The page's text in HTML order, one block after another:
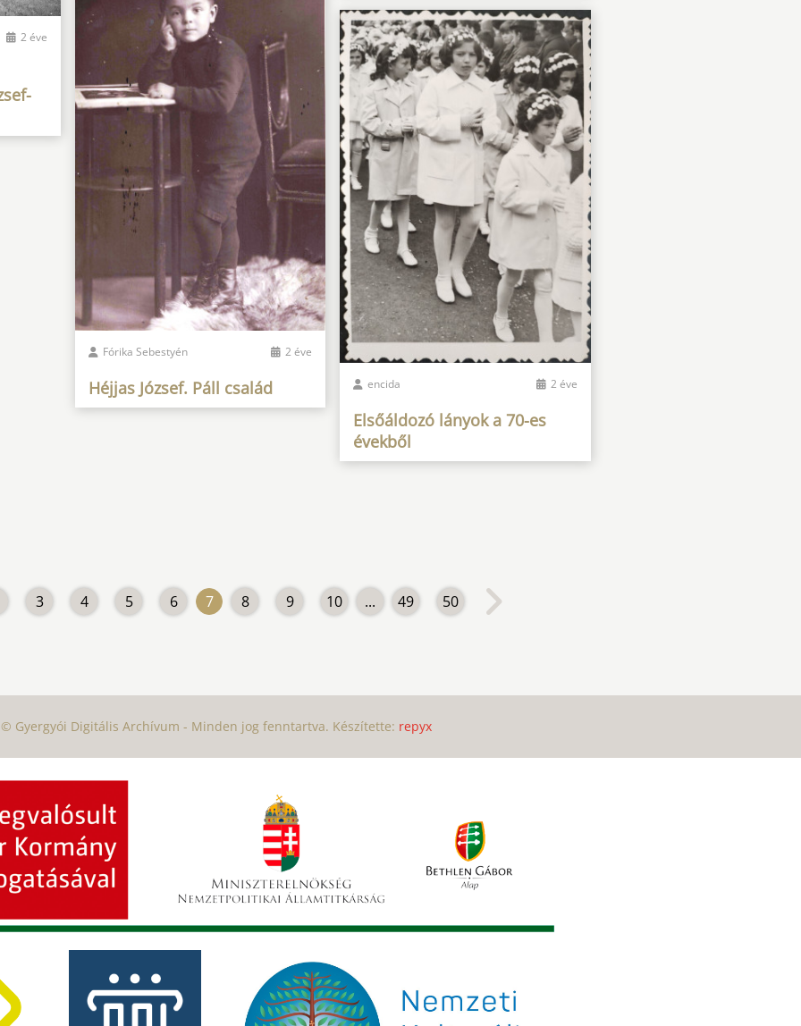
2 éve
Fórika Sebestyén 2 éve
Héjjas József. Páll család encida 2 éve
Elsőáldozó lányok a 70-es
évekből
3 4 5 6 7 8 9 10 ... 49 50
Gyergyói Digitális Archívum - Minden jog fenntartva. Készítette: repyx